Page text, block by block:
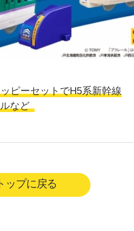
ピーセットでH5系新幹線
など
ップに戻る